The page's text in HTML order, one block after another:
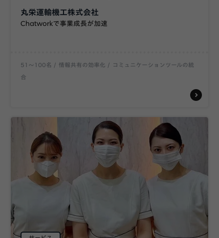
丸栄運輸機工株式会社
Chatworkで事業成長が加速
51〜100名 情報共有の効率化 コミュニケーションツールの統
合